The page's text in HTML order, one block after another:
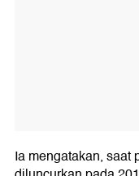
Ia mengatakan, saat